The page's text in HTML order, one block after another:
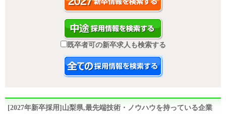
既卒者可の新卒求人も検索する
[2027年新卒採用]山梨県,最先端技術・ノウハウを持っている企業